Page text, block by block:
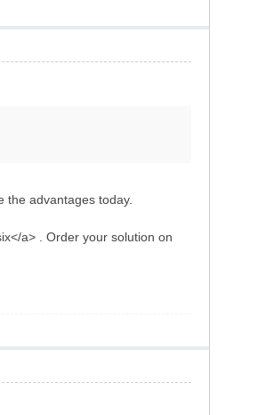
the advantages today.
a> . Order your solution on